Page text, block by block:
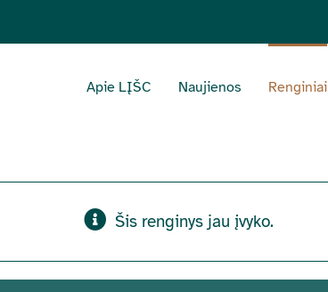
Apie LĮŠC Naujienos Renginiai
Šis renginys jau įvyko.